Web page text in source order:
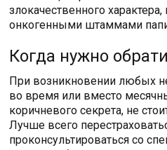
злокачественного
онкогенными штаммами
Когда нужно
При возникновении любых
во время или вместо
коричневого секрета, не
Лучше всего
проконсультироваться со